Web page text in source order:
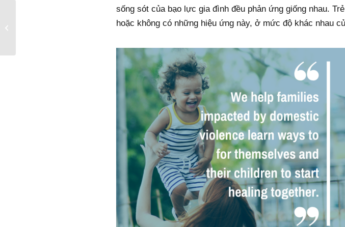
sống sót của bạo lực gia đình đều phản ứng giống nhau.
hoặc không có những hiệu ứng này, ở mức độ khác nhau